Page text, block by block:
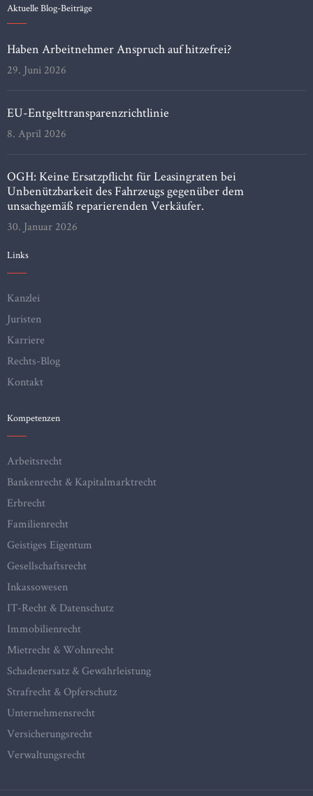
Aktuelle Blog-Beiträge
Haben Arbeitnehmer Anspruch auf hitzefrei?
29. Juni 2026
EU-Entgelttransparenzrichtlinie
8. April 2026
OGH: Keine Ersatzpflicht für Leasingraten bei
Unbenützbarkeit des Fahrzeugs gegenüber dem
unsachgemäß reparierenden Verkäufer.
30. Januar 2026
Links
Kanzlei
Juristen
Karriere
Rechts-Blog
Kontakt
Kompetenzen
Arbeitsrecht
Bankenrecht & Kapitalmarktrecht
Erbrecht
Familienrecht
Geistiges Eigentum
Gesellschaftsrecht
Inkassowesen
IT-Recht & Datenschutz
Immobilienrecht
Mietrecht & Wohnrecht
Schadenersatz & Gewährleistung
Strafrecht & Opferschutz
Unternehmensrecht
Versicherungsrecht
Verwaltungsrecht